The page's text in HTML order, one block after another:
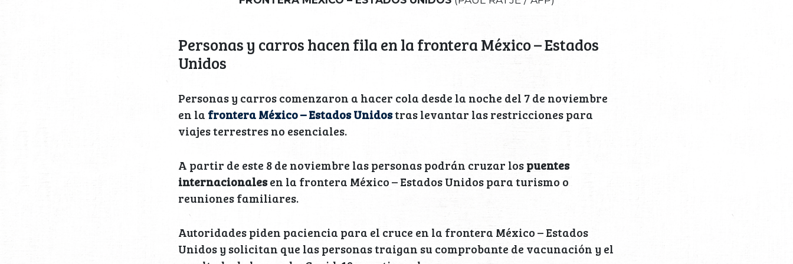
Personas y carros hacen fila en la frontera México – Estados
Unidos
Personas y carros comenzaron a hacer cola desde la noche del 7 de noviembre
en la frontera México – Estados Unidostras levantar las restricciones para
viajes terrestres no esenciales.
A partir de este 8 de noviembre las personas podrán cruzar lospuentes
internacionalesen la frontera México – Estados Unidos para turismo o
reuniones familiares.
Autoridades piden paciencia para el cruce en la frontera México – Estados
Unidos y solicitan que las personas traigan su comprobante de vacunación y el